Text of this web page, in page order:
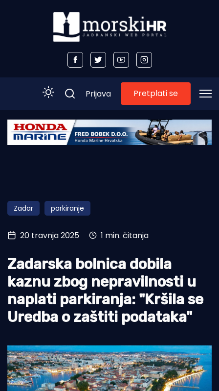
Početna
Obala
Otoci
Turizam i nautika
Pomorstvo
Ribolov
Ekologija
Tradicija i kultura
Prijava Pretplati se
Zadar parkiranje
20 travnja 2025 1 min. čitanja
Zadarska bolnica dobila
kaznu zbog nepravilnosti u
naplati parkiranja: "Kršila se
Uredba o zaštiti podataka"